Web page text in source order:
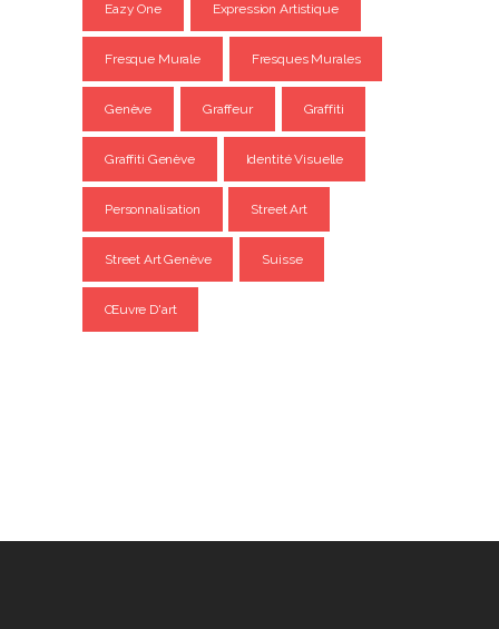
Eazy One Expression Artistique
Fresque Murale Fresques Murales
Genève Graffeur Graffiti
Graffiti Genève Identité Visuelle
Personnalisation Street Art
Street Art Genève Suisse
Œuvre D'art